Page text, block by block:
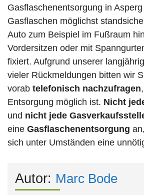
Gasflaschenentsorgung in
Gasflaschen möglichst
Auto zum Beispiel im Fußraum
Vordersitzen oder mit
fixiert. Aufgrund unserer
vieler Rückmeldungen bitten wir
vorab telefonisch nachzufragen
Entsorgung möglich ist. Nicht
und nicht jede
eine Gasflaschenentsorgung
sich unter Umständen eine
Autor: Marc Bode